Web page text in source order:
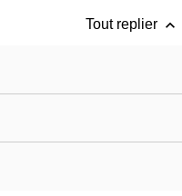
Tout replier keyboard_arrow_up